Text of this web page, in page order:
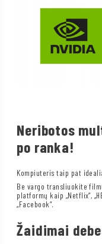
Neribotos
po ranka!
Kompiuteris taip pat
Be vargo transliuokite
platformų kaip „Netflix“,
„Facebook“.
Žaidimai